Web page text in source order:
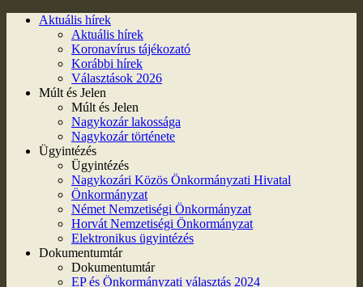
Aktuális hírek
Aktuális hírek
Koronavírus tájékozató
Korábbi hírek
Választások 2026
Múlt és Jelen
Múlt és Jelen
Nagykozár lakossága
Nagykozár története
Ügyintézés
Ügyintézés
Nagykozári Közös Önkormányzati Hivatal
Önkormányzat
Német Nemzetiségi Önkormányzat
Horvát Nemzetiségi Önkormányzat
Elektronikus ügyintézés
Dokumentumtár
Dokumentumtár
EP és Önkormányzati választás 2024